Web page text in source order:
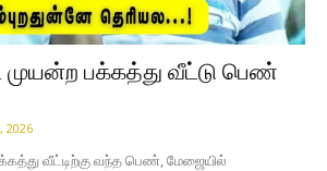
முயன்ற பக்கத்து வீட்டு பெண்
2026
வீட்டிற்கு வந்த பெண், மேஜையில்